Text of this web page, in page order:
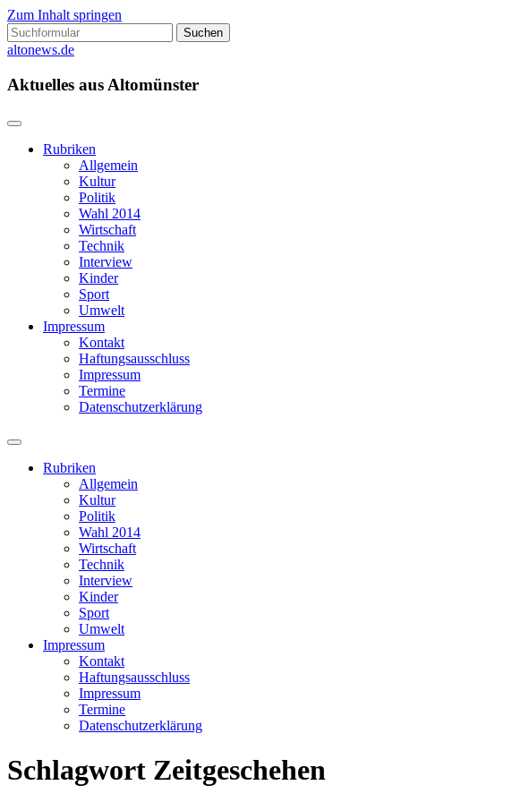
Zum Inhalt springen
Suchen
nach:
altonews.de
Aktuelles aus Altomünster
Rubriken
Allgemein
Kultur
Politik
Wahl 2014
Wirtschaft
Technik
Interview
Kinder
Sport
Umwelt
Impressum
Kontakt
Haftungsausschluss
Impressum
Termine
Datenschutzerklärung
Suchfeld
ein-/ausblenden
Rubriken
Allgemein
Kultur
Politik
Wahl 2014
Wirtschaft
Technik
Interview
Kinder
Sport
Umwelt
Impressum
Kontakt
Haftungsausschluss
Impressum
Termine
Datenschutzerklärung
Schlagwort Zeitgeschehen